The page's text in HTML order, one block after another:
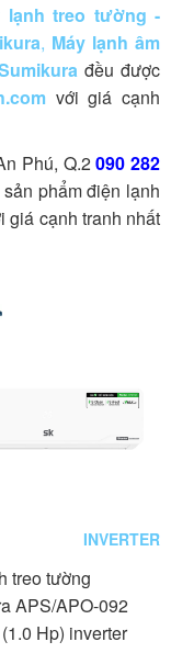
lạnh treo tường -
, Máy lạnh âm
đều được
với giá cạnh
Phú, Q.2090 282
phẩm điện lạnh
giá cạnh tranh nhất
INVERTER
treo tường
APS/APO-092
Hp) inverter